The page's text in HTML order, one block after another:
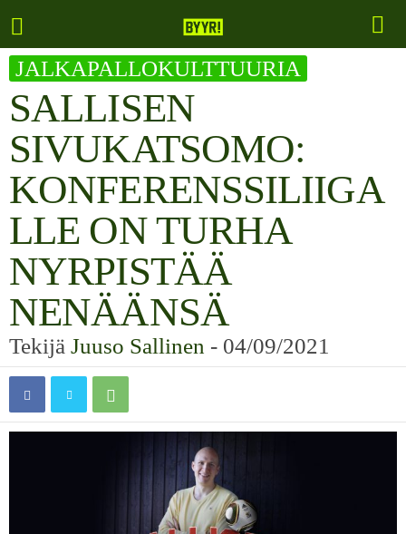
JALKAPALLOKULTTUURIA
SALLISEN
SIVUKATSOMO:
KONFERENSSILIIGA
LLE ON TURHA
NYRPISTÄÄ
NENÄÄNSÄ
Tekijä Juuso Sallinen - 04/09/2021